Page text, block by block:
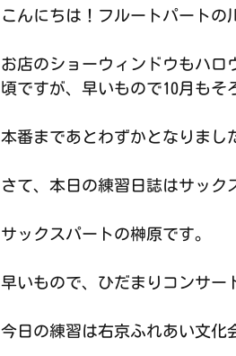
こんにちは！フルートパートの
お店のショーウィンドウもハロ
頃ですが、早いもので10月も
本番まであとわずかとなりまし
さて、本日の練習日誌はサック
サックスパートの榊原です。
早いもので、ひだまりコンサー
今日の練習は右京ふれあい文化